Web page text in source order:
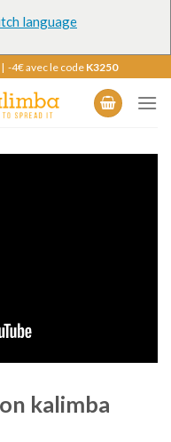
language
| -4€ avec le code K3250
kalimba